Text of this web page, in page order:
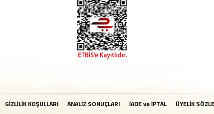
GİZLİLİK KOŞULLARI ANALİZ SONUÇLARI İADE ve İPTAL ÜYELİK